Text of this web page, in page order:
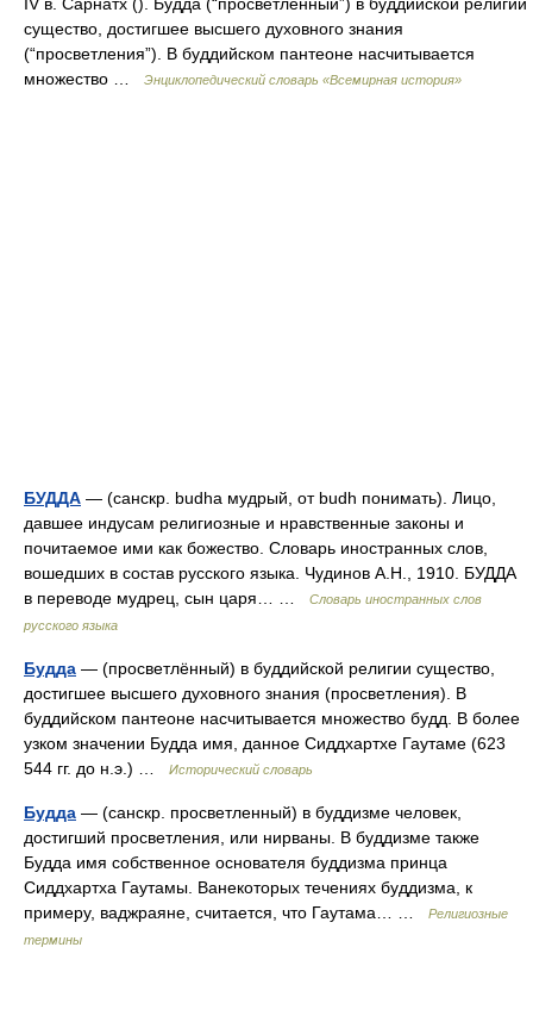
существо, достигшее высшего духовного знания
(“просветления”). В буддийском пантеоне насчитывается
множество …
Энциклопедический словарь «Всемирная история»
БУДДА — (санскр. budha мудрый, от budh понимать). Лицо,
давшее индусам религиозные и нравственные законы и
почитаемое ими как божество. Словарь иностранных слов,
вошедших в состав русского языка. Чудинов А.Н., 1910. БУДДА
в переводе мудрец, сын царя… …
Словарь иностранных слов
русского языка
Будда — (просветлённый) в буддийской религии существо,
достигшее высшего духовного знания (просветления). В
буддийском пантеоне насчитывается множество будд. В более
узком значении Будда имя, данное Сиддхартхе Гаутаме (623
544 гг. до н.э.) …
Исторический словарь
Будда — (санскр. просветленный) в буддизме человек,
достигший просветления, или нирваны. В буддизме также
Будда имя собственное основателя буддизма принца
Сиддхартха Гаутамы. Ванекоторых течениях буддизма, к
примеру, ваджраяне, считается, что Гаутама… …
Религиозные
термины